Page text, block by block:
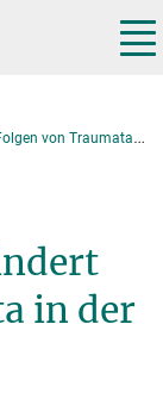
in der Kindheit
in der